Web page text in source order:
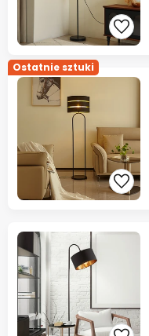
Ostatnie sztuki